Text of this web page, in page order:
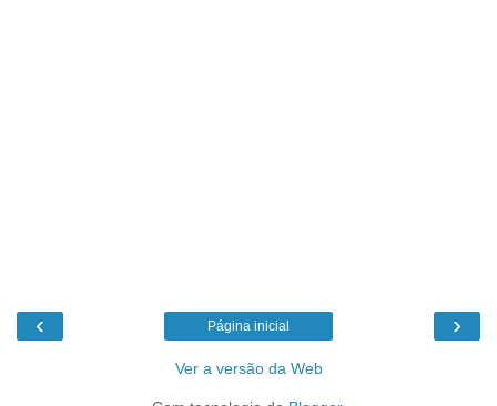
‹ ›
Página inicial
Ver a versão da Web